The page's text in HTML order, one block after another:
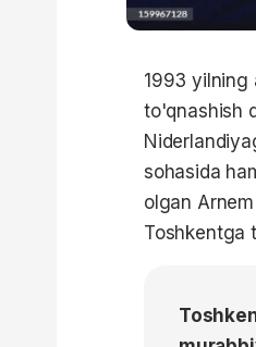
1993 yilning
to'qnashish
sohasida
olgan
Toshkentga